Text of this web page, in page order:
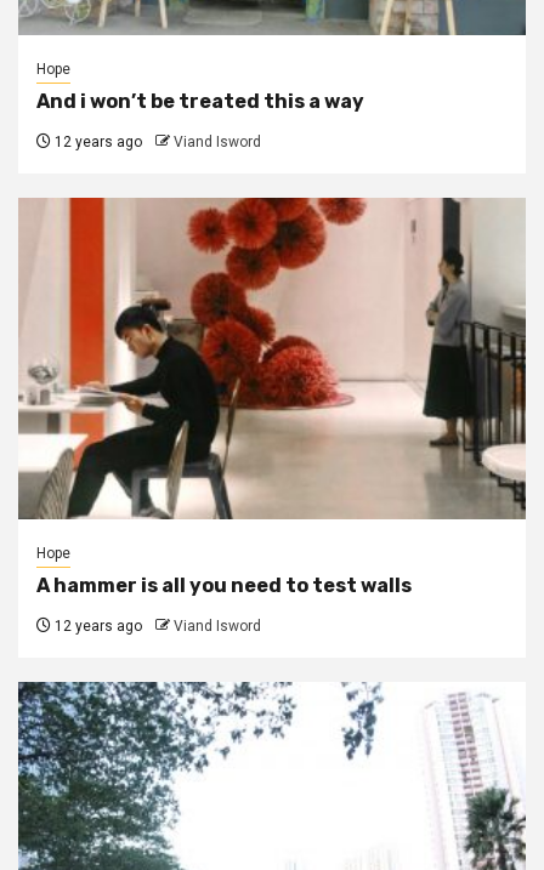
Hope
And i won’t be treated this a way
12 years ago Viand Isword
Hope
A hammer is all you need to test walls
12 years ago Viand Isword